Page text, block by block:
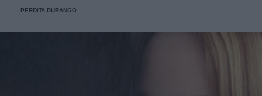
PERDITA DURANGO